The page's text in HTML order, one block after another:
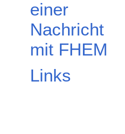
einer
Nachricht
mit FHEM
Links